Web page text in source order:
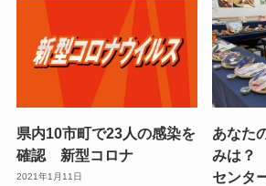
県内10市町で23人の感染を
確認 新型コロナ
2021年1月11日
あなた
みは？
センタ